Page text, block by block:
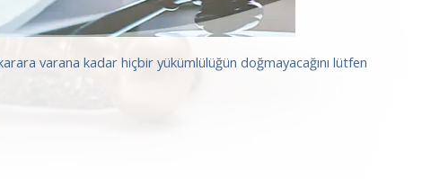
varana kadar hiçbir yükümlülüğün doğmayacağını lütfen